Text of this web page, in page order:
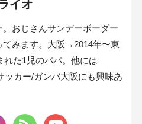
イオ
おじさんサンデーボーダー
てみます。大阪→2014年〜東
れた1児のパパ。他には
ッカー/ガンバ大阪にも興味あ